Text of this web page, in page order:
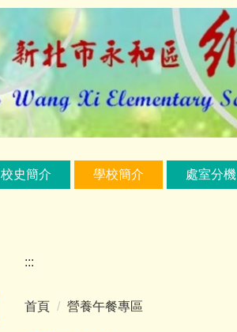
校史簡介 學校簡介 處室分機
:::
首頁 營養午餐專區